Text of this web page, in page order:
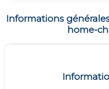
Informations
home-